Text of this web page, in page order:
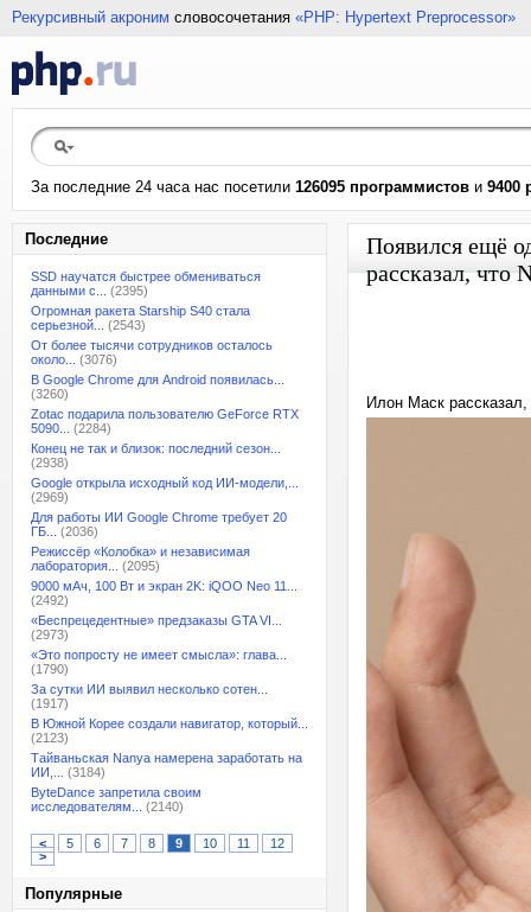
Рекурсивный акроним словосочетания «PHP: Hypertext Preprocessor»
За последние 24 часа нас посетили 126095 программистов и 9400
Последние
SSD научатся быстрее обмениваться
данными с...
(2395)
Огромная ракета Starship S40 стала
серьезной...
(2543)
От более тысячи сотрудников осталось
около...
(3076)
В Google Chrome для Android появилась...
(3260)
Zotac подарила пользователю GeForce RTX
5090...
(2284)
Конец не так и близок: последний сезон...
(2938)
Google открыла исходный код ИИ-модели,...
(2969)
Для работы ИИ Google Chrome требует 20
ГБ...
(2036)
Режиссёр «Колобка» и независимая
лаборатория...
(2095)
9000 мАч, 100 Вт и экран 2K: iQOO Neo 11...
(2492)
«Беспрецедентные» предзаказы GTA VI...
(2973)
«Это попросту не имеет смысла»: глава...
(1790)
За сутки ИИ выявил несколько сотен...
(1917)
В Южной Корее создали навигатор, который...
(2123)
Тайваньская Nanya намерена заработать на
ИИ,...
(3184)
ByteDance запретила своим
исследователям...
(2140)
< 5 6 7 8 9 10 11
12
>
Популярные
Появился ещё
рассказал, что
Илон Маск